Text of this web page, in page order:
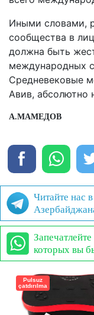
Иными словами,
сообщества в
должна быть
международных
Средневековые
Авив, абсолютно
А.МАМЕДОВ
Читайте нас
которых вы